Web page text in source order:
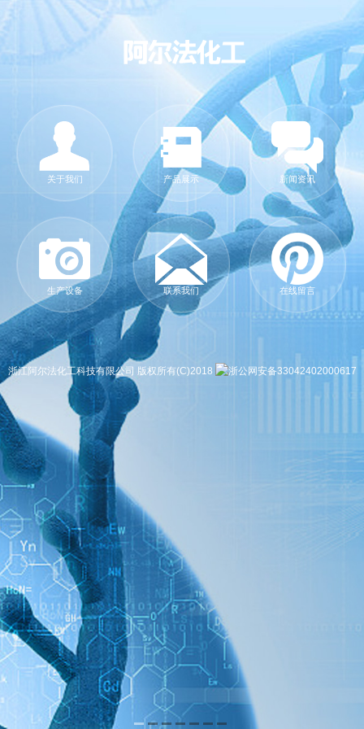
关于我们 产品展示 新闻资讯
生产设备 联系我们 在线留言
浙江阿尔法化工科技有限公司 版权所有(C)2018 浙公网安备33042402000617